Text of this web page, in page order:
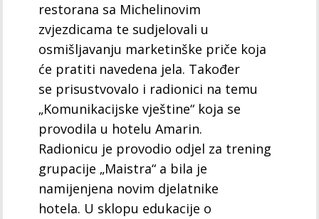
restorana sa Michelinovim
zvjezdicama te sudjelovali u
osmišljavanju marketinške priče koja
će pratiti navedena jela. Također
se prisustvovalo i radionici na temu
„Komunikacijske vještine“ koja se
provodila u hotelu Amarin.
Radionicu je provodio odjel za trening
grupacije „Maistra“ a bila je
namijenjena novim djelatnike
hotela. U sklopu edukacije o